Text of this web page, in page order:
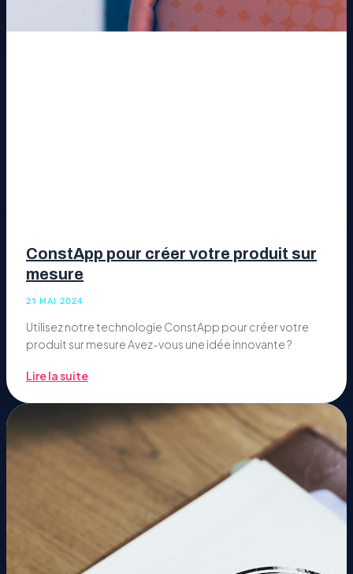
ConstApp pour créer votre produit sur
mesure
21 MAI 2024
Utilisez notre technologie ConstApp pour créer votre
produit sur mesure Avez-vous une idée innovante ?
Lire la suite